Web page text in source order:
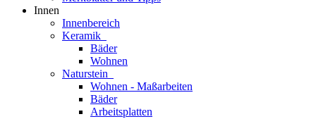
Innen
Innenbereich
Keramik
Bäder
Wohnen
Naturstein
Wohnen - Maßarbeiten
Bäder
Arbeitsplatten